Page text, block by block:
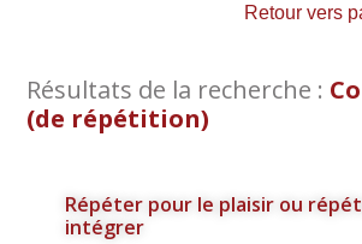
Retour vers
Résultats de la recherche :
(de répétition)
Répéter pour le plaisir ou
intégrer